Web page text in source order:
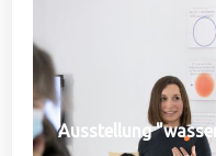
Ausstellung